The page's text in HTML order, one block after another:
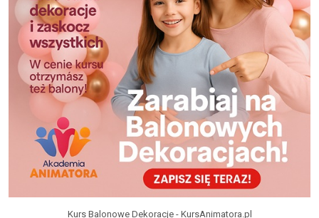
Kurs Balonowe Dekoracje - KursAnimatora.pl